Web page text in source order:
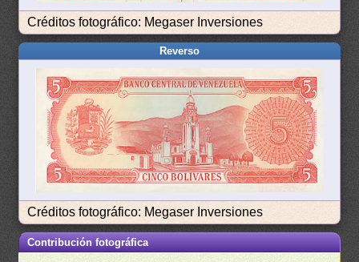
Créditos fotográfico: Megaser Inversiones
Reverso
Créditos fotográfico: Megaser Inversiones
Contribución fotográfica